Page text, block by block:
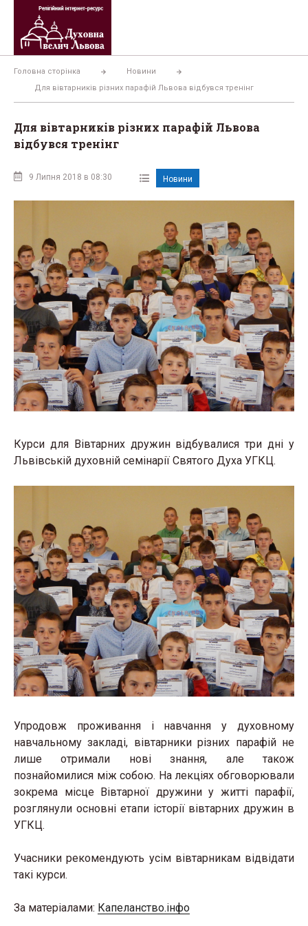
Перейти
вмісту
Головна сторінка
Новини
Для вівтарників різних парафій Львова відбувся тренінг
Для вівтарників різних парафій Львова
відбувся тренінг
9 Липня 2018 в 08:30 Новини
Курси для Вівтарних дружин відбувалися три дні у
Львівській духовній семінарії Святого Духа УГКЦ.
Упродовж проживання і навчання у духовному
навчальному закладі, вівтарники різних парафій не
лише отримали нові знання, але також
познайомилися між собою. На лекціях обговорювали
зокрема місце Вівтарної дружини у житті парафії,
розглянули основні етапи історії вівтарних дружин в
УГКЦ.
Учасники рекомендують усім вівтарникам відвідати
такі курси.
За матеріалами: Капеланство.інфо